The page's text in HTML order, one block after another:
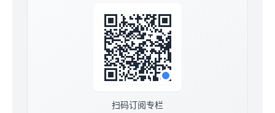
扫码订阅专栏